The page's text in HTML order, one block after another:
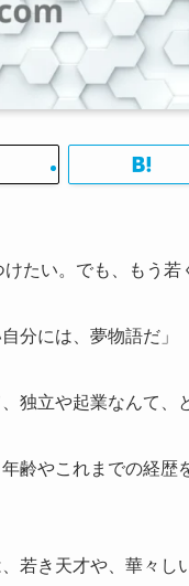
けたい。でも、もう若
分には、夢物語だ」
独立や起業なんて、
齢やこれまでの経
若き天才や、華々